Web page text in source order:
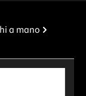
a mano